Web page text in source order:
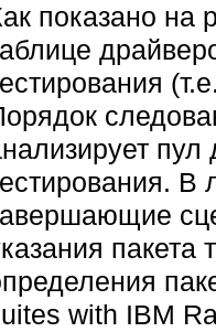
показано на
пул
В
пакета
with IBM